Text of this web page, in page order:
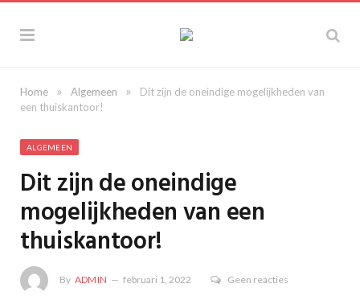
Home » Algemeen »
Dit zijn de oneindige mogelijkheden van
een thuiskantoor!
ALGEMEEN
Dit zijn de oneindige
mogelijkheden van een
thuiskantoor!
By ADMIN februari 1, 2022 Geen reacties